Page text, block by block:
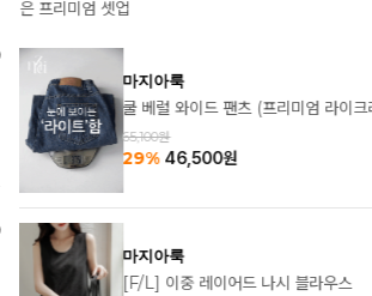
마지아룩
메르시 헨리넥 원피스
83,550원
33% 55,700
[1+1] 알른 소프 카라 원피스
63,000원